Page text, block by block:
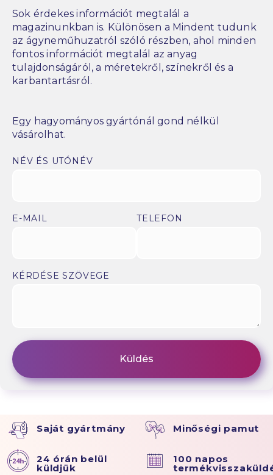
Sok érdekes információt megtalál a
magazinunkban is. Különösen a Mindent tudunk
az ágyneműhuzatról szóló részben, ahol minden
fontos információt megtalál az anyag
tulajdonságáról, a méretekről, színekről és a
karbantartásról.
Egy hagyományos gyártónál gond nélkül
vásárolhat.
NÉV ÉS UTÓNÉV
E-MAIL TELEFON
KÉRDÉSE SZÖVEGE
Saját gyártmány Minőségi pamut
24 órán belül
küldjük
100 napos